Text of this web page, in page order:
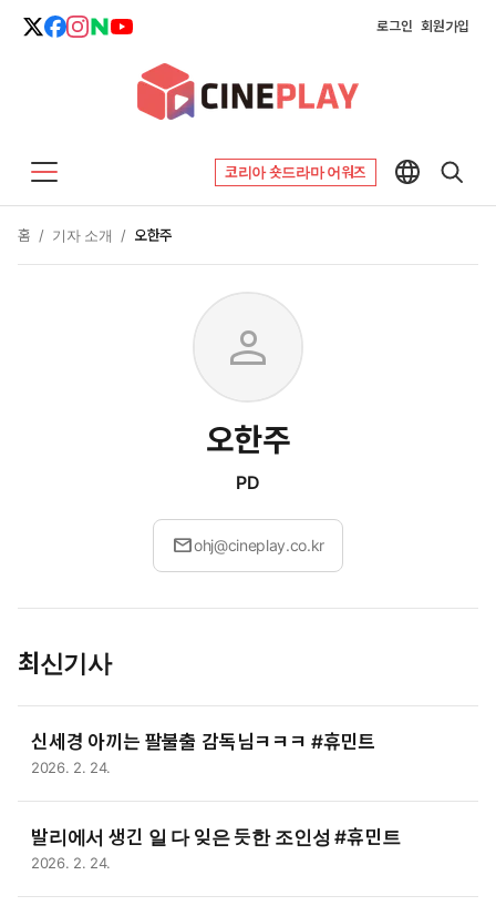
로그인 회원가입
코리아 숏드라마 어워즈
홈 / 기자 소개 / 오한주
person
오한주
PD
mailohj@cineplay.co.kr
최신기사
신세경 아끼는 팔불출 감독님ㅋㅋㅋ #휴민트
2026. 2. 24.
발리에서 생긴 일 다 잊은 듯한 조인성 #휴민트
2026. 2. 24.